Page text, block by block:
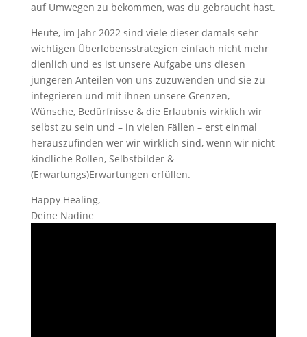
auf Umwegen zu bekommen, was du gebraucht hast.
Heute, im Jahr 2022 sind viele dieser damals sehr
wichtigen Überlebensstrategien einfach nicht mehr
dienlich und es ist unsere Aufgabe uns diesen
jüngeren Anteilen von uns zuzuwenden und sie zu
integrieren und mit ihnen unsere Grenzen,
Wünsche, Bedürfnisse & die Erlaubnis wirklich wir
selbst zu sein und – in vielen Fällen – erst einmal
herauszufinden wer wir wirklich sind, wenn wir nicht
kindliche Rollen, Selbstbilder &
(Erwartungs)Erwartungen erfüllen.
Happy Healing,
Deine Nadine